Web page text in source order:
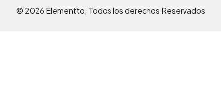
© 2026 Elementto, Todos los derechos Reservados